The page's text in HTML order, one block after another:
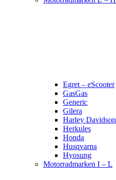
Egret – eScooter
GasGas
Generic
Gilera
Harley Davidson
Herkules
Honda
Husqvarna
Hyosung
Motorradmarken I – L